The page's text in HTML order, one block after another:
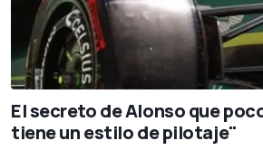
El secreto de Alonso que
tiene un estilo de pilotaje"